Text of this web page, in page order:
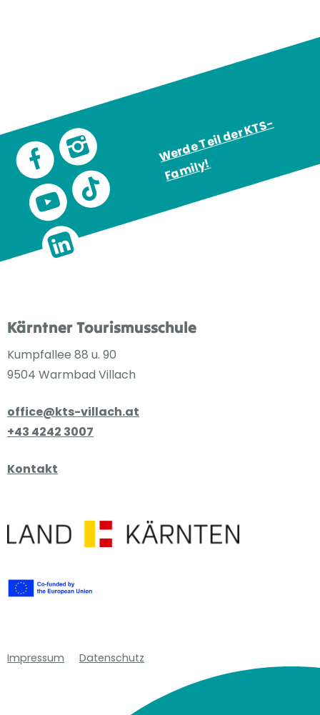
W
e
r
d
e
T
eil
d
e
r
K
T
S
-
F
a
mil
y
!
Kärntner Tourismusschule
Kumpfallee 88 u. 90
9504 Warmbad Villach
office@kts-villach.at
+43 4242 3007
Kontakt
Impressum Datenschutz